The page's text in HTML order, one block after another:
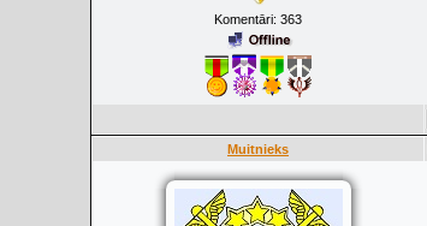
Komentāri: 363
Muitnieks